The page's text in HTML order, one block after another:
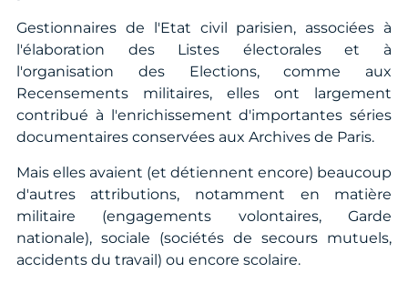
Gestionnaires de l'Etat civil parisien, associées à
l'élaboration des Listes électorales et à
l'organisation des Elections, comme aux
Recensements militaires, elles ont largement
contribué à l'enrichissement d'importantes séries
documentaires conservées aux Archives de Paris.
Mais elles avaient (et détiennent encore) beaucoup
d'autres attributions, notamment en matière
militaire (engagements volontaires, Garde
nationale), sociale (sociétés de secours mutuels,
accidents du travail) ou encore scolaire.